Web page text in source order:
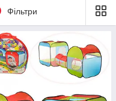
Фільтри